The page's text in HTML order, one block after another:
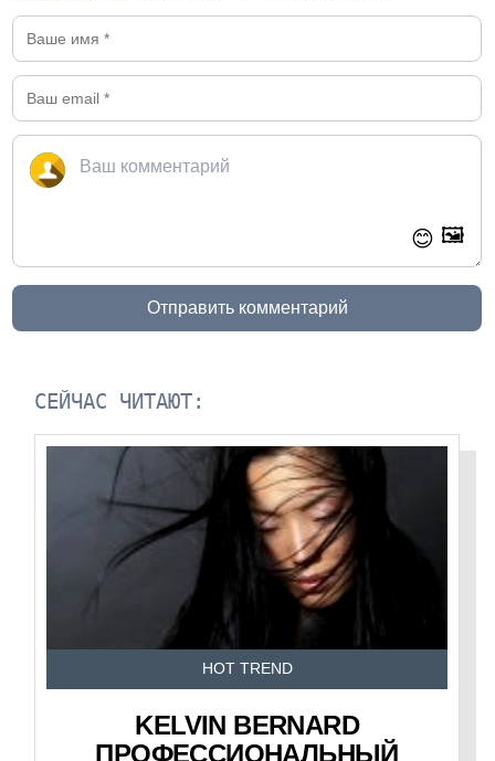
😊 🖼️
Отправить комментарий
СЕЙЧАС ЧИТАЮТ:
HOT TREND
KELVIN BERNARD
ПРОФЕССИОНАЛЬНЫЙ